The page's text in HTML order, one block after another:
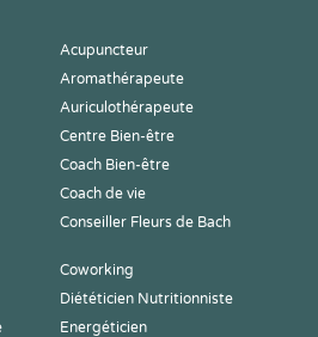
Acupuncteur
Aromathérapeute
Auriculothérapeute
Centre Bien-être
Coach Bien-être
Coach de vie
Conseiller Fleurs de Bach
Coworking
Diététicien Nutritionniste
Energéticien